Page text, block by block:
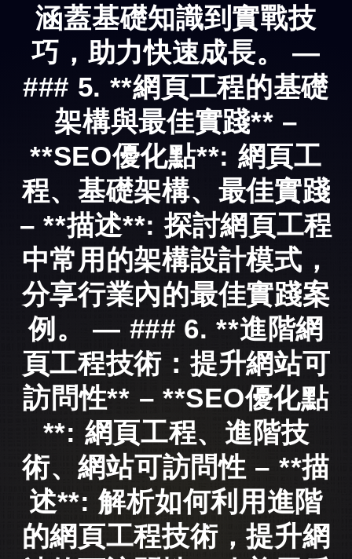
涵蓋基礎知識到實戰技
巧，助力快速成長。 —
### 5. **網頁工程的基礎
架構與最佳實踐** –
**SEO優化點**: 網頁工
程、基礎架構、最佳實踐
– **描述**: 探討網頁工程
中常用的架構設計模式，
分享行業內的最佳實踐案
例。 — ### 6. **進階網
頁工程技術：提升網站可
訪問性** – **SEO優化點
**: 網頁工程、進階技
術、網站可訪問性 – **描
述**: 解析如何利用進階
的網頁工程技術，提升網